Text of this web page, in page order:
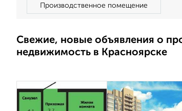
Производственное помещение
Свежие, новые объявления о
недвижимость в Красноярске